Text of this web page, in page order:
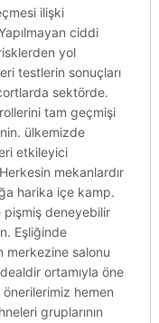
ilişki
ciddi
yol
testlerin sonuçları
sektörde.
tam geçmişi
ülkemizde
etkileyici
mekanlardır
harika içe kamp.
pişmiş deneyebilir
Eşliğinde
merkezine salonu
ortamıyla öne
hemen
gruplarının